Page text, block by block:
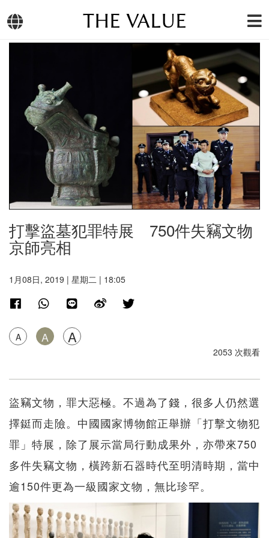
THE VALUE
打擊盜墓犯罪特展 750件失竊文物
京師亮相
1月08日, 2019 | 星期二 | 18:05
A A A
2053 次觀看
盜竊文物，罪大惡極。不過為了錢，很多人仍然選
擇鋌而走險。中國國家博物館正舉辦「打擊文物犯
罪」特展，除了展示當局行動成果外，亦帶來750
多件失竊文物，橫跨新石器時代至明清時期，當中
逾150件更為一級國家文物，無比珍罕。